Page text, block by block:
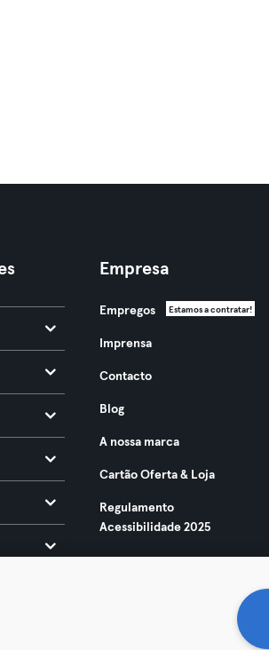
Empresa
Empregos Estamos a contratar!
Imprensa
Contacto
Blog
A nossa marca
Cartão Oferta & Loja
Regulamento
Acessibilidade 2025